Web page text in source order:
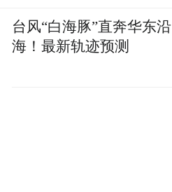
台风“白海豚”直奔华东沿
海！最新轨迹预测